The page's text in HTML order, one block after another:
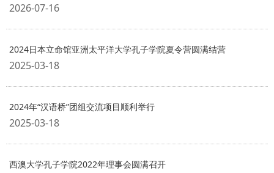
2026-07-16
2024日本立命馆亚洲太平洋大学孔子学院夏令营圆满结营
2025-03-18
2024年“汉语桥”团组交流项目顺利举行
2025-03-18
西澳大学孔子学院2022年理事会圆满召开